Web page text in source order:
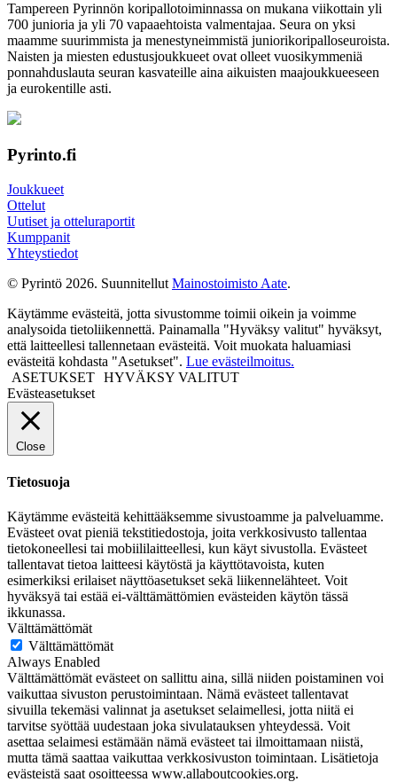
Tampereen Pyrinnön kori­pallo­toimin­nassa on mukana viikottain yli
700 junioria ja yli 70 vapaa­ehtoista valmen­tajaa. Seura on yksi
maamme suurim­mista ja menes­tyneim­mistä juni­ori­kori­pallo­seuroista.
Naisten ja miesten edustus­joukkueet ovat olleet vuosi­kymmeniä
ponnahdus­lauta seuran kasvateille aina aikuisten maa­joukkueeseen
ja euro­kentille asti.
Pyrinto.fi
Joukkueet
Ottelut
Uutiset ja otteluraportit
Kumppanit
Yhteystiedot
© Pyrintö 2026. Suunnitellut Mainostoimisto Aate.
Käytämme evästeitä, jotta sivustomme toimii oikein ja voimme
analysoida tietoliikennettä. Painamalla "Hyväksy valitut" hyväksyt,
että laitteellesi tallennetaan evästeitä. Voit muokata haluamiasi
evästeitä kohdasta "Asetukset". Lue evästeilmoitus.
ASETUKSET HYVÄKSY VALITUT
Evästeasetukset
Close
Tietosuoja
Käytämme evästeitä kehittääksemme sivustoamme ja palveluamme.
Evästeet ovat pieniä tekstitiedostoja, joita verkkosivusto tallentaa
tietokoneellesi tai mobiililaitteellesi, kun käyt sivustolla. Evästeet
tallentavat tietoa laitteesi käytöstä ja käyttötavoista, kuten
esimerkiksi erilaiset näyttöasetukset sekä liikennelähteet. Voit
hyväksyä tai estää ei-välttämättömien evästeiden käytön tässä
ikkunassa.
Välttämättömät
Välttämättömät
Always Enabled
Välttämättömät evästeet on sallittu aina, sillä niiden poistaminen voi
vaikuttaa sivuston perustoimintaan. Nämä evästeet tallentavat
sivuilla tekemäsi valinnat ja asetukset selaimellesi, jotta niitä ei
tarvitse syöttää uudestaan joka sivulatauksen yhteydessä. Voit
asettaa selaimesi estämään nämä evästeet tai ilmoittamaan niistä,
mutta tämä saattaa vaikuttaa verkkosivuston toimintaan. Lisätietoja
evästeistä saat osoitteessa www.allaboutcookies.org.